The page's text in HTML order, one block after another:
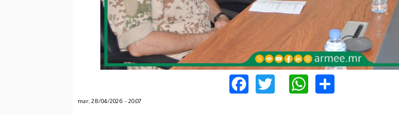
Facebook
TwitterWhatsApp
mar, 28/04/2026 - 20:07